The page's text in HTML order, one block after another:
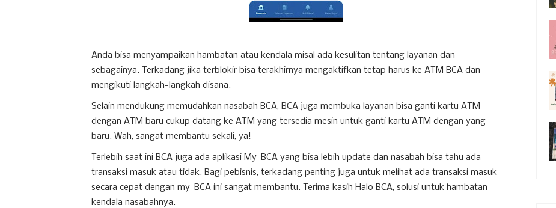
Anda bisa menyampaikan hambatan atau kendala misal ada kesulitan tentang layanan dan
sebagainya. Terkadang jika terblokir bisa terakhirnya mengaktifkan tetap harus ke ATM BCA dan
mengikuti langkah-langkah disana.
Selain mendukung memudahkan nasabah BCA, BCA juga membuka layanan bisa ganti kartu ATM
dengan ATM baru cukup datang ke ATM yang tersedia mesin untuk ganti kartu ATM dengan yang
baru. Wah, sangat membantu sekali, ya!
Terlebih saat ini BCA juga ada aplikasi My-BCA yang bisa lebih update dan nasabah bisa tahu ada
transaksi masuk atau tidak. Bagi pebisnis, terkadang penting juga untuk melihat ada transaksi masuk
secara cepat dengan my-BCA ini sangat membantu. Terima kasih Halo BCA, solusi untuk hambatan
kendala nasabahnya.